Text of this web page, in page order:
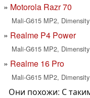
Motorola Razr 70
Mali-G615 MP2,
Realme P4 Power
Mali-G615 MP2,
Realme 16 Pro
Mali-G615 MP2,
Они похожи: С